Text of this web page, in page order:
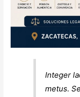
Integer
metus.